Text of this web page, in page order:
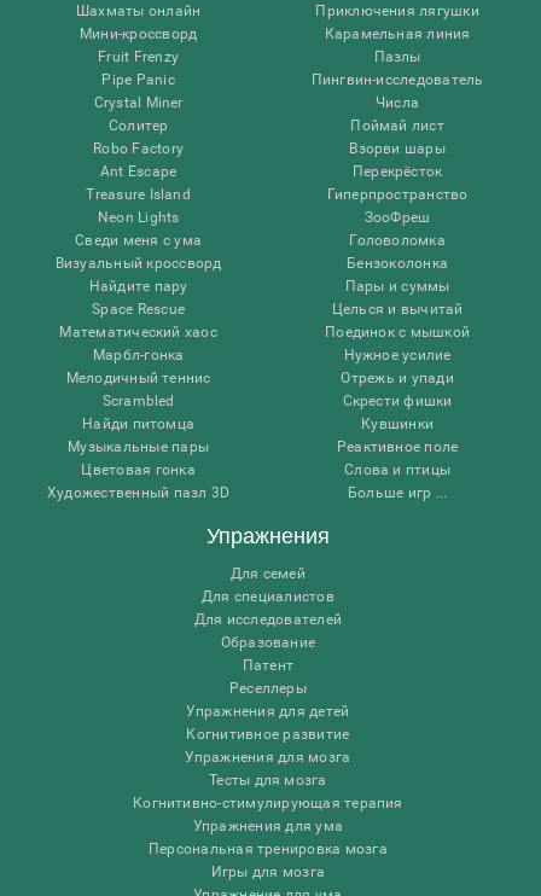
Шахматы онлайн
Мини-кроссворд
Fruit Frenzy
Pipe Panic
Crystal Miner
Солитер
Robo Factory
Ant Escape
Treasure Island
Neon Lights
Сведи меня с ума
Визуальный кроссворд
Найдите пару
Space Rescue
Математический хаос
Марбл-гонка
Мелодичный теннис
Scrambled
Найди питомца
Музыкальные пары
Цветовая гонка
Художественный пазл 3D
Приключения лягушки
Карамельная линия
Пазлы
Пингвин-исследователь
Числа
Поймай лист
Взорви шары
Перекрёсток
Гиперпространство
ЗооФреш
Головоломка
Бензоколонка
Пары и суммы
Целься и вычитай
Поединок с мышкой
Нужное усилие
Отрежь и упади
Скрести фишки
Кувшинки
Реактивное поле
Слова и птицы
Больше игр ...
Упражнения
Для семей
Для специалистов
Для исследователей
Образование
Патент
Реселлеры
Упражнения для детей
Когнитивное развитие
Упражнения для мозга
Тесты для мозга
Когнитивно-стимулирующая терапия
Упражнения для ума
Персональная тренировка мозга
Игры для мозга